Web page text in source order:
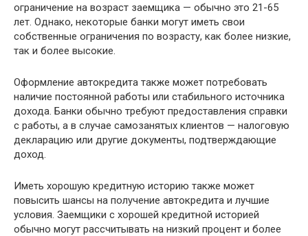
ограничение на возраст заемщика — обычно это 21-65
лет. Однако, некоторые банки могут иметь свои
собственные ограничения по возрасту, как более низкие,
так и более высокие.
Оформление автокредита также может потребовать
наличие постоянной работы или стабильного источника
дохода. Банки обычно требуют предоставления справки
с работы, а в случае самозанятых клиентов — налоговую
декларацию или другие документы, подтверждающие
доход.
Иметь хорошую кредитную историю также может
повысить шансы на получение автокредита и лучшие
условия. Заемщики с хорошей кредитной историей
обычно могут рассчитывать на низкий процент и более